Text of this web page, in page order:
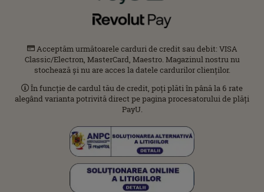
Acceptăm următoarele carduri de credit sau debit: VISA
Classic/Electron, MasterCard, Maestro. Magazinul nostru nu
stochează și nu are acces la datele cardurilor clienților.
În funcție de cardul tău de credit, poți plăti în până la 6 rate
alegând varianta potrivită direct pe pagina procesatorului de plăți
PayU.